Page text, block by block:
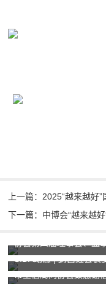
上一篇：2025“越来越好
下一篇：中博会“越来越